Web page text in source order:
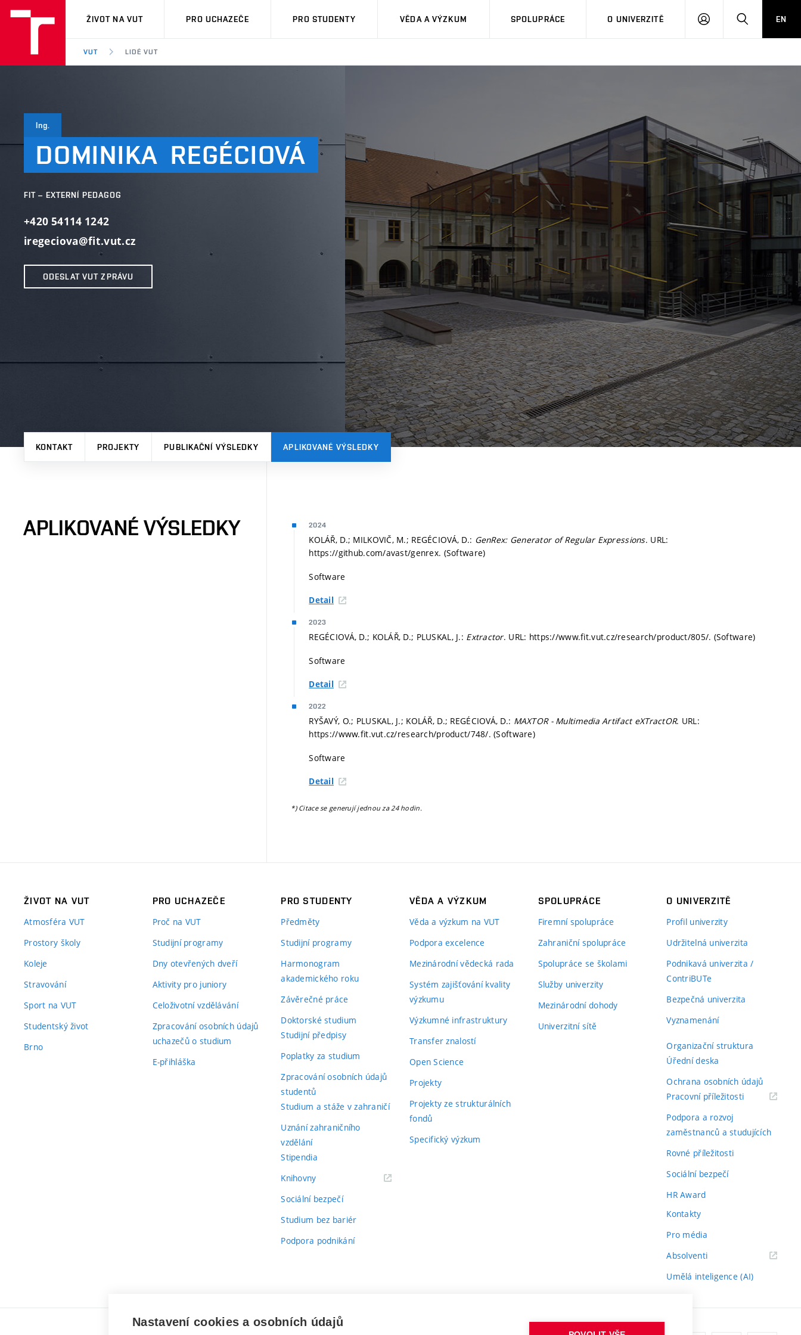
VUT
ŽIVOT NA VUT PRO UCHAZEČE PRO STUDENTY VĚDA A VÝZKUM SPOLUPRÁCE O UNIVERZITĚ
PŘIHLÁSIT HLEDATEN
VUT LIDÉ VUT
Ing.
DOMINIKA REGÉCIOVÁ
FIT – EXTERNÍ PEDAGOG
+420 54114 1242
iregeciova@fit.vut.cz
ODESLAT VUT ZPRÁVU
KONTAKT PROJEKTY PUBLIKAČNÍ VÝSLEDKY APLIKOVANÉ VÝSLEDKY
APLIKOVANÉ VÝSLEDKY 2024
KOLÁŘ, D.; MILKOVIČ, M.; REGÉCIOVÁ, D.: GenRex: Generator of Regular Expressions. URL:
https://github.com/avast/genrex. (Software)
Software
Detail
2023
REGÉCIOVÁ, D.; KOLÁŘ, D.; PLUSKAL, J.: Extractor. URL: https://www.fit.vut.cz/research/product/805/. (Software)
Software
Detail
2022
RYŠAVÝ, O.; PLUSKAL, J.; KOLÁŘ, D.; REGÉCIOVÁ, D.: MAXTOR - Multimedia Artifact eXTractOR. URL:
https://www.fit.vut.cz/research/product/748/. (Software)
Software
Detail
*) Citace se generují jednou za 24 hodin.
ŽIVOT NA VUT
Atmosféra VUT
Prostory školy
Koleje
Stravování
Sport na VUT
Studentský život
Brno
PRO UCHAZEČE
Proč na VUT
Studijní programy
Dny otevřených dveří
Aktivity pro juniory
Celoživotní vzdělávání
Zpracování osobních údajů
uchazečů o studium
E-přihláška
PRO STUDENTY
Předměty
Studijní programy
Harmonogram
akademického roku
Závěrečné práce
Doktorské studium
Studijní předpisy
Poplatky za studium
Zpracování osobních údajů
studentů
Studium a stáže v zahraničí
Uznání zahraničního
vzdělání
Stipendia
Knihovny(externí
Sociální bezpečí
Studium bez bariér
Podpora podnikání
VĚDA A VÝZKUM
Věda a výzkum na VUT
Podpora excelence
Mezinárodní vědecká rada
Systém zajišťování kvality
výzkumu
Výzkumné infrastruktury
Transfer znalostí
Open Science
Projekty
Projekty ze strukturálních
fondů
Specifický výzkum
SPOLUPRÁCE
Firemní spolupráce
Zahraniční spolupráce
Spolupráce se školami
Služby univerzity
Mezinárodní dohody
Univerzitní sítě
O UNIVERZITĚ
Profil univerzity
Udržitelná univerzita
Podnikavá univerzita /
ContriBUTe
Bezpečná univerzita
Vyznamenání
Organizační struktura
Úřední deska
Ochrana osobních údajů
Pracovní příležitosti(externí
Podpora a rozvoj
zaměstnanců a studujících
Rovné příležitosti
Sociální bezpečí
HR Award
Kontakty
Pro média
Absolventi(externí
Umělá inteligence (AI)
Nastavení cookies a osobních údajů